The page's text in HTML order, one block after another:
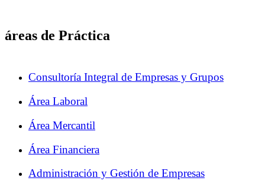
áreas de Práctica
Consultoría Integral de Empresas y Grupos
Área Laboral
Área Mercantil
Área Financiera
Administración y Gestión de Empresas